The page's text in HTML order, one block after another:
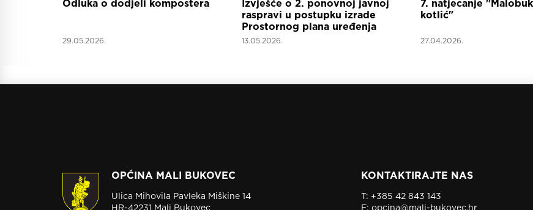
Odluka o dodjeli kompostera
29.05.2026.
Izvješće o 2. ponovnoj javnoj
raspravi u postupku izrade
Prostornog plana uređenja
Općine Mali Bukovec
13.05.2026.
7. natjecanje
kotlić"
27.04.2026.
OPĆINA MALI BUKOVEC
Ulica Mihovila Pavleka Miškine 14
HR-42231 Mali Bukovec
KONTAKTIRAJTE NAS
T: +385 42 843 143
E: opcina@mali-bukovec.hr